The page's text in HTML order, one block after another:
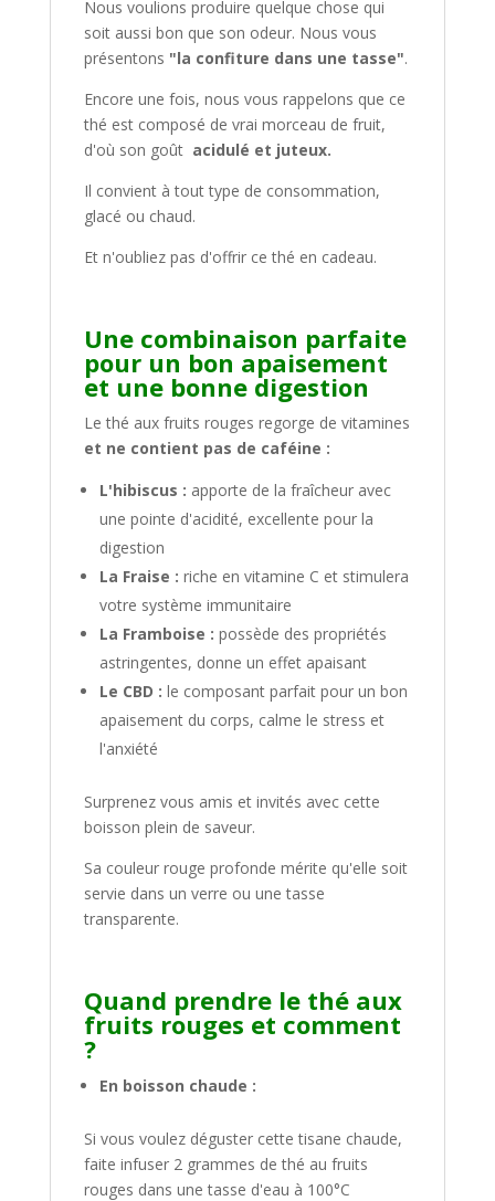
Nous voulions produire quelque chose qui
soit aussi bon que son odeur. Nous vous
présentons "la confiture dans une tasse".
Encore une fois, nous vous rappelons que ce
thé est composé de vrai morceau de fruit,
d'où son goût acidulé et juteux.
Il convient à tout type de consommation,
glacé ou chaud.
Et n'oubliez pas d'offrir ce thé en cadeau.
Une combinaison parfaite
pour un bon apaisement
et une bonne digestion
Le thé aux fruits rouges regorge de vitamines
et ne contient pas de caféine :
L'hibiscus : apporte de la fraîcheur avec
une pointe d'acidité, excellente pour la
digestion
La Fraise : riche en vitamine C et stimulera
votre système immunitaire
La Framboise : possède des propriétés
astringentes, donne un effet apaisant
Le CBD : le composant parfait pour un bon
apaisement du corps, calme le stress et
l'anxiété
Surprenez vous amis et invités avec cette
boisson plein de saveur.
Sa couleur rouge profonde mérite qu'elle soit
servie dans un verre ou une tasse
transparente.
Quand prendre le thé aux
fruits rouges et comment
?
En boisson chaude :
Si vous voulez déguster cette tisane chaude,
faite infuser 2 grammes de thé au fruits
rouges dans une tasse d'eau à 100°C